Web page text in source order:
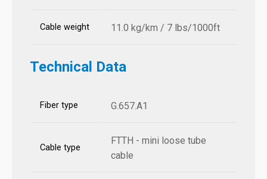
Cable weight 11.0 kg/km / 7 lbs/1000ft
Technical Data
Fiber type G.657.A1
Cable type
FTTH - mini loose tube
cable